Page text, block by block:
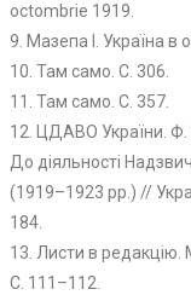
octombrie 1919.
9. Мазепа І. Україна в
10. Там само. С. 306.
11. Там само. С. 357.
12. ЦДАВО України. Ф.
До діяльності
(1919–1923 рр.) //
184.
13. Листи в редакцію.
С. 111–112.